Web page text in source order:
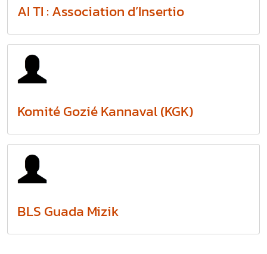
AI TI : Association d’Insertio
Komité Gozié Kannaval (KGK)
BLS Guada Mizik